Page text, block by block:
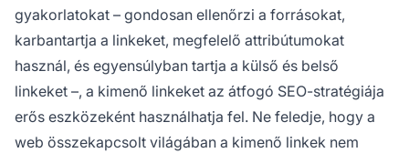
gyakorlatokat – gondosan ellenőrzi a forrásokat,
karbantartja a linkeket, megfelelő attribútumokat
használ, és egyensúlyban tartja a külső és belső
linkeket –, a kimenő linkeket az átfogó SEO-stratégiája
erős eszközeként használhatja fel. Ne feledje, hogy a
web összekapcsolt világában a kimenő linkek nem